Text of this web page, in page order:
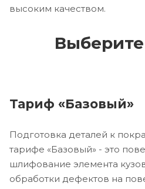
высоким качеством.
Тариф «Базовый»
Подготовка деталей к
тарифе «Базовый» - это
шлифование элемента
обработки дефектов на